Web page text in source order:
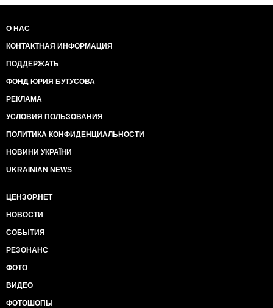
О НАС
КОНТАКТНАЯ ИНФОРМАЦИЯ
ПОДДЕРЖАТЬ
ФОНД ЮРИЯ БУТУСОВА
РЕКЛАМА
УСЛОВИЯ ПОЛЬЗОВАНИЯ
ПОЛИТИКА КОНФИДЕНЦИАЛЬНОСТИ
НОВИНИ УКРАЇНИ
UKRAINIAN NEWS
ЦЕНЗОР.НЕТ
НОВОСТИ
СОБЫТИЯ
РЕЗОНАНС
ФОТО
ВИДЕО
ФОТОШОПЫ